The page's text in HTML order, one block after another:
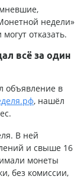
недели»
отказать.
всё за один
объявление в
, нашёл
В ней
и свыше 16
монеты
без комиссии,